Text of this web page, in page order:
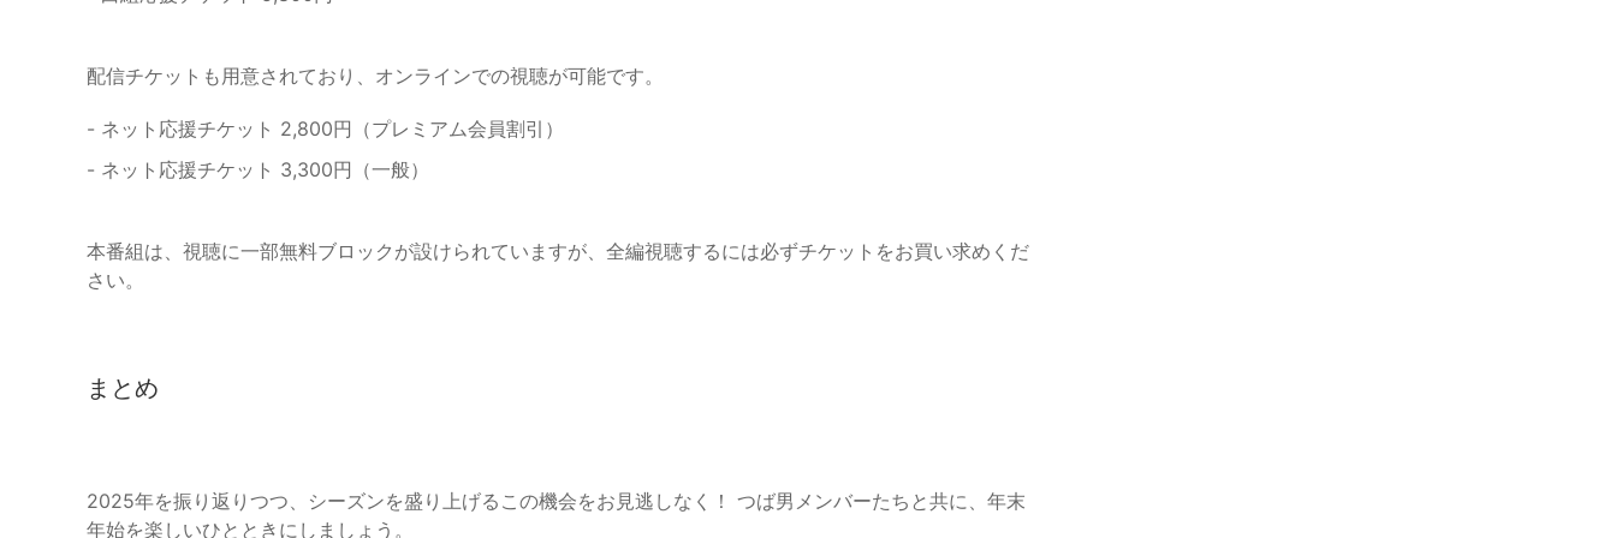
配信チケットも用意されており、オンラインでの視聴が可能です。
- ネット応援チケット 2,800円（プレミアム会員割引）
- ネット応援チケット 3,300円（一般）
本番組は、視聴に一部無料ブロックが設けられていますが、全編視聴するには必ずチケットをお買い求めくだ
さい。
まとめ
2025年を振り返りつつ、シーズンを盛り上げるこの機会をお見逃しなく！ つば男メンバーたちと共に、年末
年始を楽しいひとときにしましょう。